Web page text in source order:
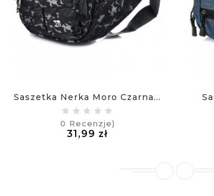
Saszetka Nerka Moro Czarna...
0 Recenzje)
31,99 zł